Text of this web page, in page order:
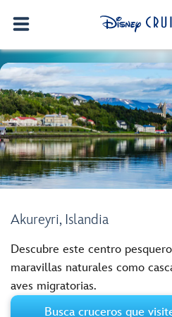
Akureyri, Islandia
Descubre este centro
maravillas naturales como
aves migratorias.
Busca cruceros que